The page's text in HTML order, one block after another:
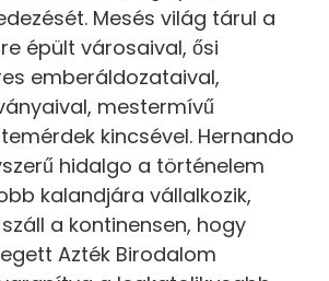
Mesés világ tárul a
épült városaival, ősi
emberáldozataival,
mestermívű
kincsével. Hernando
hidalgo a történelem
kalandjára vállalkozik,
a kontinensen, hogy
Azték Birodalom